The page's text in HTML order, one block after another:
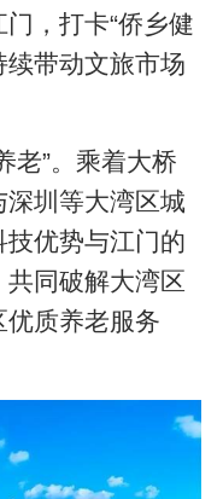
，打卡“侨乡健
续带动文旅市场
老”。乘着大桥
圳等大湾区城
优势与江门的
同破解大湾区
质养老服务